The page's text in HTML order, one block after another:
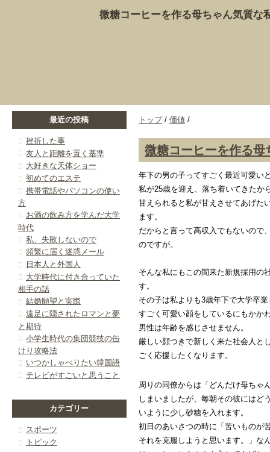
微糖コーヒーを作る母ちゃん気質な
トップ/ 価値 /
微糖コーヒーを作る母
年下の男の子ってすごく最近可愛い
私が25歳を迎え、落ち着いてきたか
甘えられると私が甘えさせてあげた
ます。
だからと言って高収入でもないので
のですが。
そんな私にもこの間来た新規採用の
す。
その子は私よりも3歳年下で大学卒
すごく可愛い顔をしているにもかか
男性は年齢を感じさせません。
厳しい顔つきで新しく来た社会人と
ごく応援したくなります。
周りの同僚からは「どんだけ母ちゃ
しまいましたが、毎朝その彼にはど
いように少し砂糖を入れます。
初日のあいさつの時に「苦いものが
それを克服しようと思います。」な
最近の投稿
挫折した事
友人と距離を置く基準
大好きな天体ショー
初めてのエステ
携帯電話やパソコンの使い
方
お酒の飲み方を学んだ大学
時代
私、失敗しないので
頻繁に届く迷惑メール
日本人と外国人
大学時代に付き合っていた
相手の話
結婚願望と実際
遠足に隠されたロマンと夢
と期待
小学生時代の集団競技の缶
けり攻略法
いつかしゃべりたい韓国語
テレビがすごいと思うこと
カテゴリー
スポーツ
トピック